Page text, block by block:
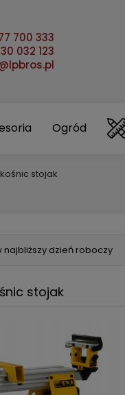
700 333
032 123
Ogród
stojak
najbliższy dzień roboczy
stojak